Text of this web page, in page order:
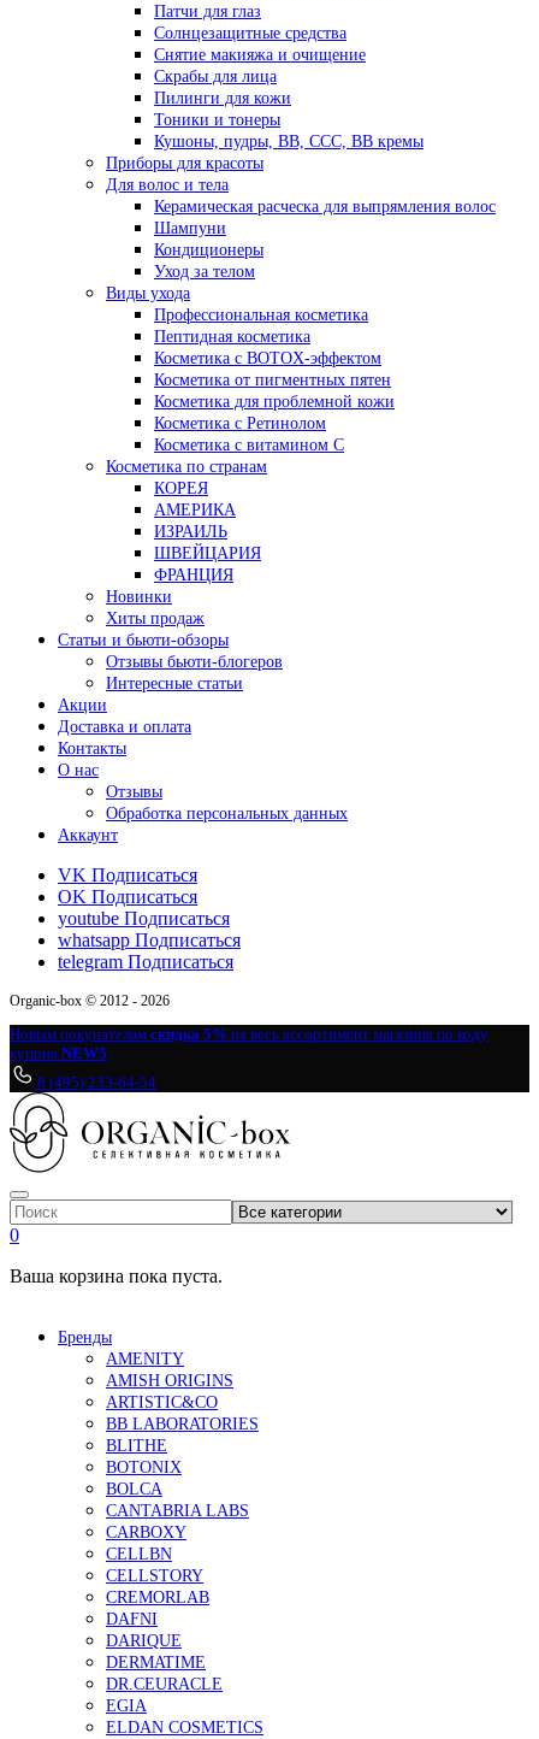
Патчи для глаз
Солнцезащитные средства
Снятие макияжа и очищение
Скрабы для лица
Пилинги для кожи
Тоники и тонеры
Кушоны, пудры, ВВ, ССС, ВВ кремы
Приборы для красоты
Для волос и тела
Керамическая расческа для выпрямления волос
Шампуни
Кондиционеры
Уход за телом
Виды ухода
Профессиональная косметика
Пептидная косметика
Косметика с BOTOX-эффектом
Косметика от пигментных пятен
Косметика для проблемной кожи
Косметика с Ретинолом
Косметика с витамином С
Косметика по странам
КОРЕЯ
АМЕРИКА
ИЗРАИЛЬ
ШВЕЙЦАРИЯ
ФРАНЦИЯ
Новинки
Хиты продаж
Статьи и бьюти-обзоры
Отзывы бьюти-блогеров
Интересные статьи
Акции
Доставка и оплата
Контакты
О нас
Отзывы
Обработка персональных данных
Аккаунт
VK Подписаться
OK Подписаться
youtube Подписаться
whatsapp Подписаться
telegram Подписаться
Organic-box © 2012 - 2026
Новым покупателям скидка 5% на весь ассортимент магазина по коду
купона NEW5
8 (495) 233-64-54
0
Ваша корзина пока пуста.
Бренды
AMENITY
AMISH ORIGINS
ARTISTIC&CO
BB LABORATORIES
BLITHE
BOTONIX
BOLCA
CANTABRIA LABS
CARBOXY
CELLBN
CELLSTORY
CREMORLAB
DAFNI
DARIQUE
DERMATIME
DR.CEURACLE
EGIA
ELDAN COSMETICS